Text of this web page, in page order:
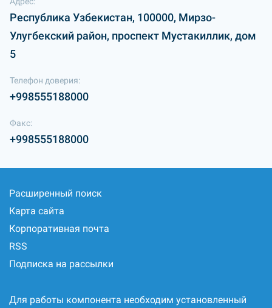
Республика Узбекистан, 100000, Мирзо-
Улугбекский район, проспект Мустакиллик, дом
5
Телефон доверия:
+998555188000
Факс:
+998555188000
Расширенный поиск
Карта сайта
Корпоративная почта
RSS
Подписка на рассылки
Для работы компонента необходим установленный